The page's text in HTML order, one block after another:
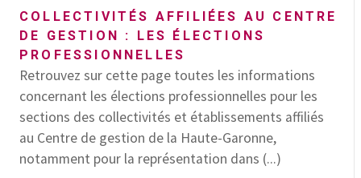
COLLECTIVITÉS AFFILIÉES AU CENTRE
DE GESTION : LES ÉLECTIONS
PROFESSIONNELLES
Retrouvez sur cette page toutes les informations
concernant les élections professionnelles pour les
sections des collectivités et établissements affiliés
au Centre de gestion de la Haute-Garonne,
notamment pour la représentation dans (...)